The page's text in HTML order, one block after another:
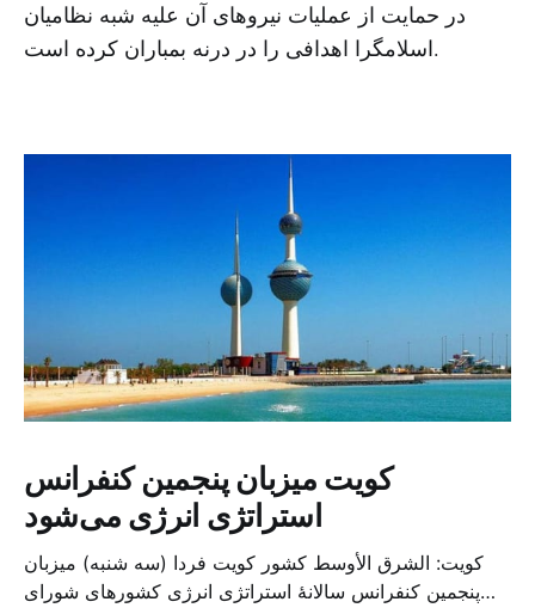
در حمایت از عملیات نیروهای آن علیه شبه نظامیان
اسلامگرا اهدافی را در درنه بمباران کرده است.
کویت میزبان پنجمین کنفرانس
استراتژی انرژی می‌شود
کویت: الشرق الأوسط کشور کویت فردا (سه شنبه) میزبان
پنجمین کنفرانس سالانهٔ استراتژی انرژی کشورهای شورای